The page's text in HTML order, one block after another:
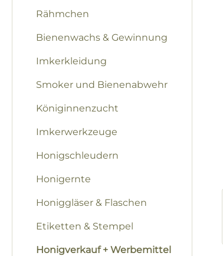
Rähmchen
Bienenwachs & Gewinnung
Imkerkleidung
Smoker und Bienenabwehr
Königinnenzucht
Imkerwerkzeuge
Honigschleudern
Honigernte
Honiggläser & Flaschen
Etiketten & Stempel
Honigverkauf + Werbemittel